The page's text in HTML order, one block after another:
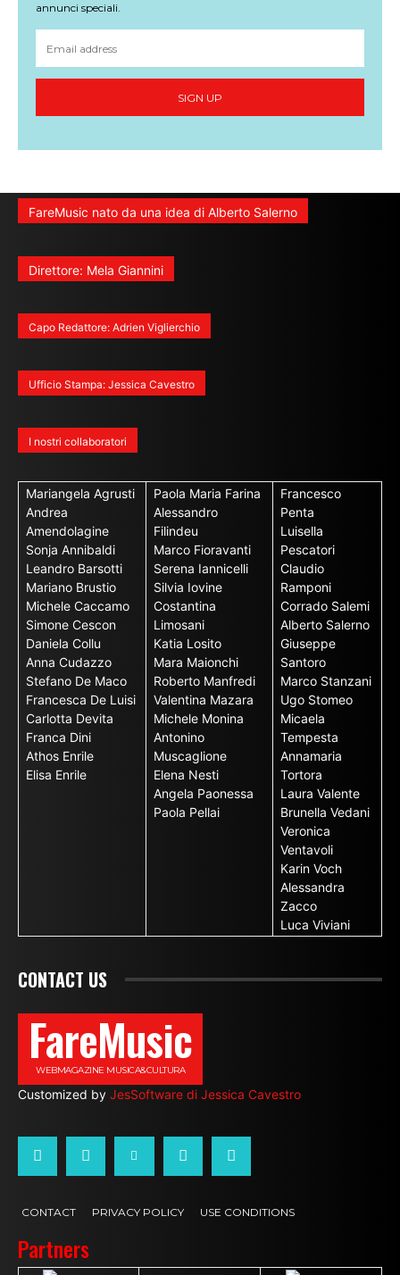
annunci speciali.
SIGN UP
FareMusic nato da una idea di Alberto Salerno
Direttore: Mela Giannini
Capo Redattore: Adrien Viglierchio
Ufficio Stampa: Jessica Cavestro
I nostri collaboratori
Mariangela Agrusti
Andrea
Amendolagine
Sonja Annibaldi
Leandro Barsotti
Mariano Brustio
Michele Caccamo
Simone Cescon
Daniela Collu
Anna Cudazzo
Stefano De Maco
Francesca De Luisi
Carlotta Devita
Franca Dini
Athos Enrile
Elisa Enrile
Paola Maria Farina
Alessandro
Filindeu
Marco Fioravanti
Serena Iannicelli
Silvia Iovine
Costantina
Limosani
Katia Losito
Mara Maionchi
Roberto Manfredi
Valentina Mazara
Michele Monina
Antonino
Muscaglione
Elena Nesti
Angela Paonessa
Paola Pellai
Francesco
Penta
Luisella
Pescatori
Claudio
Ramponi
Corrado Salemi
Alberto Salerno
Giuseppe
Santoro
Marco Stanzani
Ugo Stomeo
Micaela
Tempesta
Annamaria
Tortora
Laura Valente
Brunella Vedani
Veronica
Ventavoli
Karin Voch
Alessandra
Zacco
Luca Viviani
CONTACT US
FareMusic
WEBMAGAZINE MUSICA&CULTURA
Customized by JesSoftware di Jessica Cavestro
CONTACT PRIVACY POLICY USE CONDITIONS
Partners